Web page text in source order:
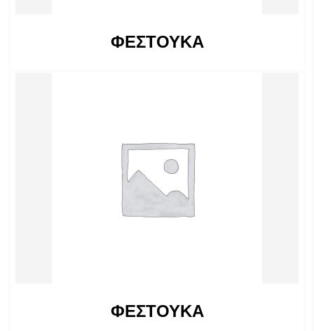
ΦΕΣΤΟΥΚΑ
ΦΕΣΤΟΥΚΑ